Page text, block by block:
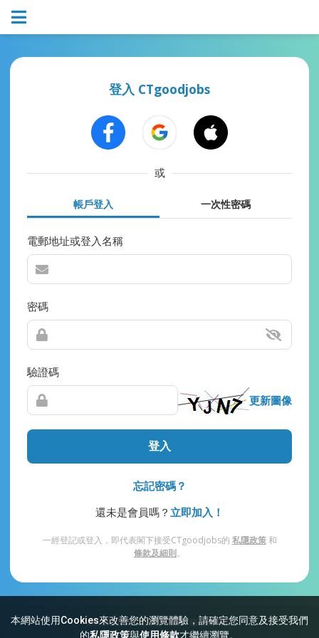
本網站使用Cookies來改善您的瀏覽體驗，請確定您同意及接受我們
的私隱政策與使用條款才繼續瀏覽。
登入 CTgoodjobs
或
帳戶登入 一次性密碼
電郵地址或登入名稱
密碼
驗證碼
更新圖像
登入
忘記密碼？
還未是會員嗎？ 立即加入！
一經登記或登入，即代表閣下接受CTgoodjobs的 私隱政策和
條款及細則。
網站索引 常見問題 私隱 條款及細則